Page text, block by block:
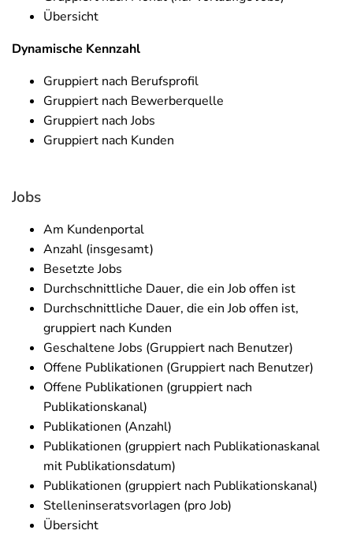
Übersicht
Dynamische Kennzahl
Gruppiert nach Berufsprofil
Gruppiert nach Bewerberquelle
Gruppiert nach Jobs
Gruppiert nach Kunden
Jobs
Am Kundenportal
Anzahl (insgesamt)
Besetzte Jobs
Durchschnittliche Dauer, die ein Job offen ist
Durchschnittliche Dauer, die ein Job offen ist,
gruppiert nach Kunden
Geschaltene Jobs (Gruppiert nach Benutzer)
Offene Publikationen (Gruppiert nach Benutzer)
Offene Publikationen (gruppiert nach
Publikationskanal)
Publikationen (Anzahl)
Publikationen (gruppiert nach Publikationaskanal
mit Publikationsdatum)
Publikationen (gruppiert nach Publikationskanal)
Stelleninseratsvorlagen (pro Job)
Übersicht